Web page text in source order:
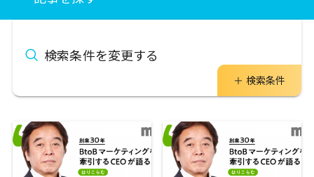
検索条件を変更する
検索条件